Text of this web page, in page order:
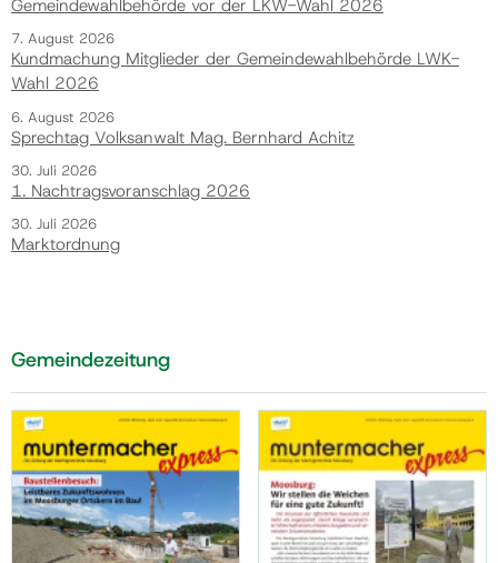
Gemeindewahlbehörde vor der LKW-Wahl 2026
7. August 2026
Kundmachung Mitglieder der Gemeindewahlbehörde LWK-
Wahl 2026
6. August 2026
Sprechtag Volksanwalt Mag. Bernhard Achitz
30. Juli 2026
1. Nachtragsvoranschlag 2026
30. Juli 2026
Marktordnung
Gemeindezeitung